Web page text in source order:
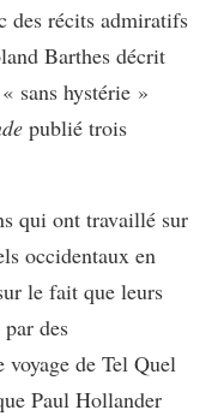
des récits admiratifs
Barthes décrit
sans hystérie »
publié trois
qui ont travaillé sur
occidentaux en
le fait que leurs
des
de Tel Quel
Paul Hollander